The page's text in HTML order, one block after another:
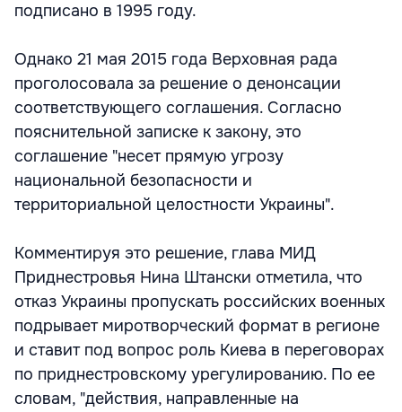
подписано в 1995 году.
Однако 21 мая 2015 года Верховная рада
проголосовала за решение о денонсации
соответствующего соглашения. Согласно
пояснительной записке к закону, это
соглашение "несет прямую угрозу
национальной безопасности и
территориальной целостности Украины".
Комментируя это решение, глава МИД
Приднестровья Нина Штански отметила, что
отказ Украины пропускать российских военных
подрывает миротворческий формат в регионе
и ставит под вопрос роль Киева в переговорах
по приднестровскому урегулированию. По ее
словам, "действия, направленные на